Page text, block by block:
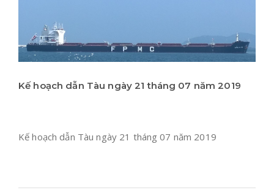
Kế hoạch dẫn Tàu ngày 21 tháng 07 năm 2019
Kế hoạch dẫn Tàu ngày 21 tháng 07 năm 2019